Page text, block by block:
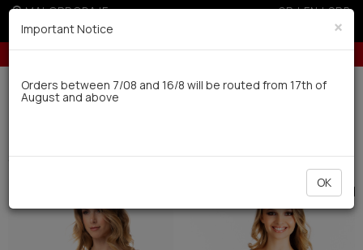
MALOPRODAJE GR|EN|SRB
10% popusta za porudžbine preko 24.000 dinara
Dostava u roku od 10 radnih dana
Filter
SORTIRATI
×
Important Notice
Orders between 7/08 and 16/8 will be routed from 17th of
August and above
OK